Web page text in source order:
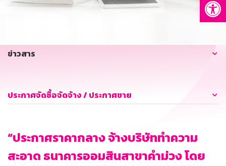
ข่าวสาร
ประกาศจัดซื้อจัดจ้าง / ประกาศขาย
“ประกาศราคากลาง จ้างบริษัททำความ
สะอาด ธนาคารออมสินสาขาคำม่วง โดย